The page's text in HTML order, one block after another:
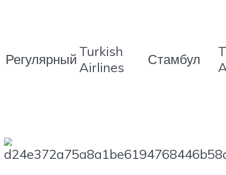
Регулярный Turkish
Airlines
Стамбул